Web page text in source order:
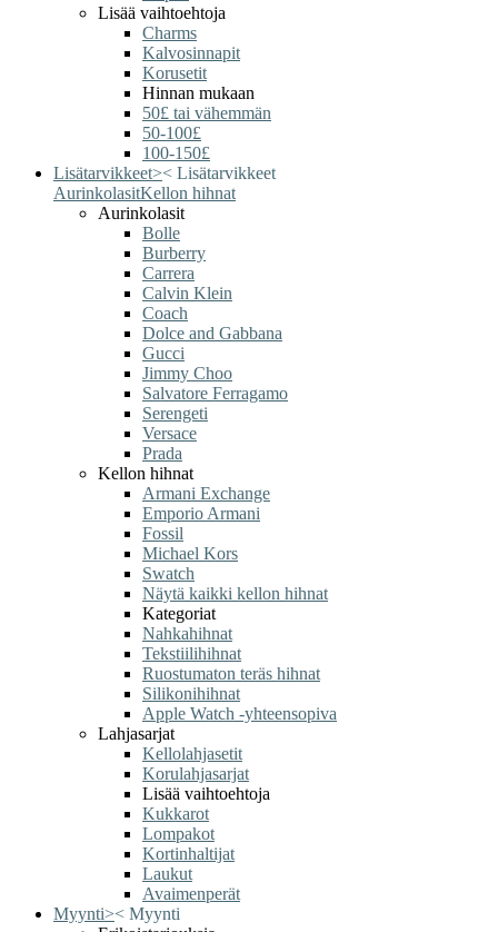
Lisää vaihtoehtoja
Charms
Kalvosinnapit
Korusetit
Hinnan mukaan
50£ tai vähemmän
50-100£
100-150£
Lisätarvikkeet>< Lisätarvikkeet
AurinkolasitKellon hihnat
Aurinkolasit
Bolle
Burberry
Carrera
Calvin Klein
Coach
Dolce and Gabbana
Gucci
Jimmy Choo
Salvatore Ferragamo
Serengeti
Versace
Prada
Kellon hihnat
Armani Exchange
Emporio Armani
Fossil
Michael Kors
Swatch
Näytä kaikki kellon hihnat
Kategoriat
Nahkahihnat
Tekstiilihihnat
Ruostumaton teräs hihnat
Silikonihihnat
Apple Watch -yhteensopiva
Lahjasarjat
Kellolahjasetit
Korulahjasarjat
Lisää vaihtoehtoja
Kukkarot
Lompakot
Kortinhaltijat
Laukut
Avaimenperät
Myynti>< Myynti